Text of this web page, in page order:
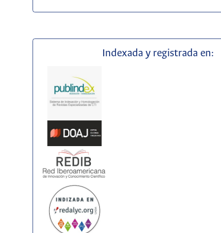
Indexada y registrada en: